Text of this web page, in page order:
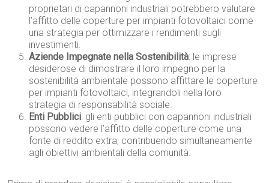
proprietari di capannoni industriali potrebbero valutare
l’affitto delle coperture per impianti fotovoltaici come
una strategia per ottimizzare i rendimenti sugli
investimenti.
Aziende Impegnate nella Sostenibilità: le imprese
desiderose di dimostrare il loro impegno per la
sostenibilità ambientale possono affittare le coperture
per impianti fotovoltaici, integrandoli nella loro
strategia di responsabilità sociale.
Enti Pubblici: gli enti pubblici con capannoni industriali
possono vedere l’affitto delle coperture come una
fonte di reddito extra, contribuendo simultaneamente
agli obiettivi ambientali della comunità.